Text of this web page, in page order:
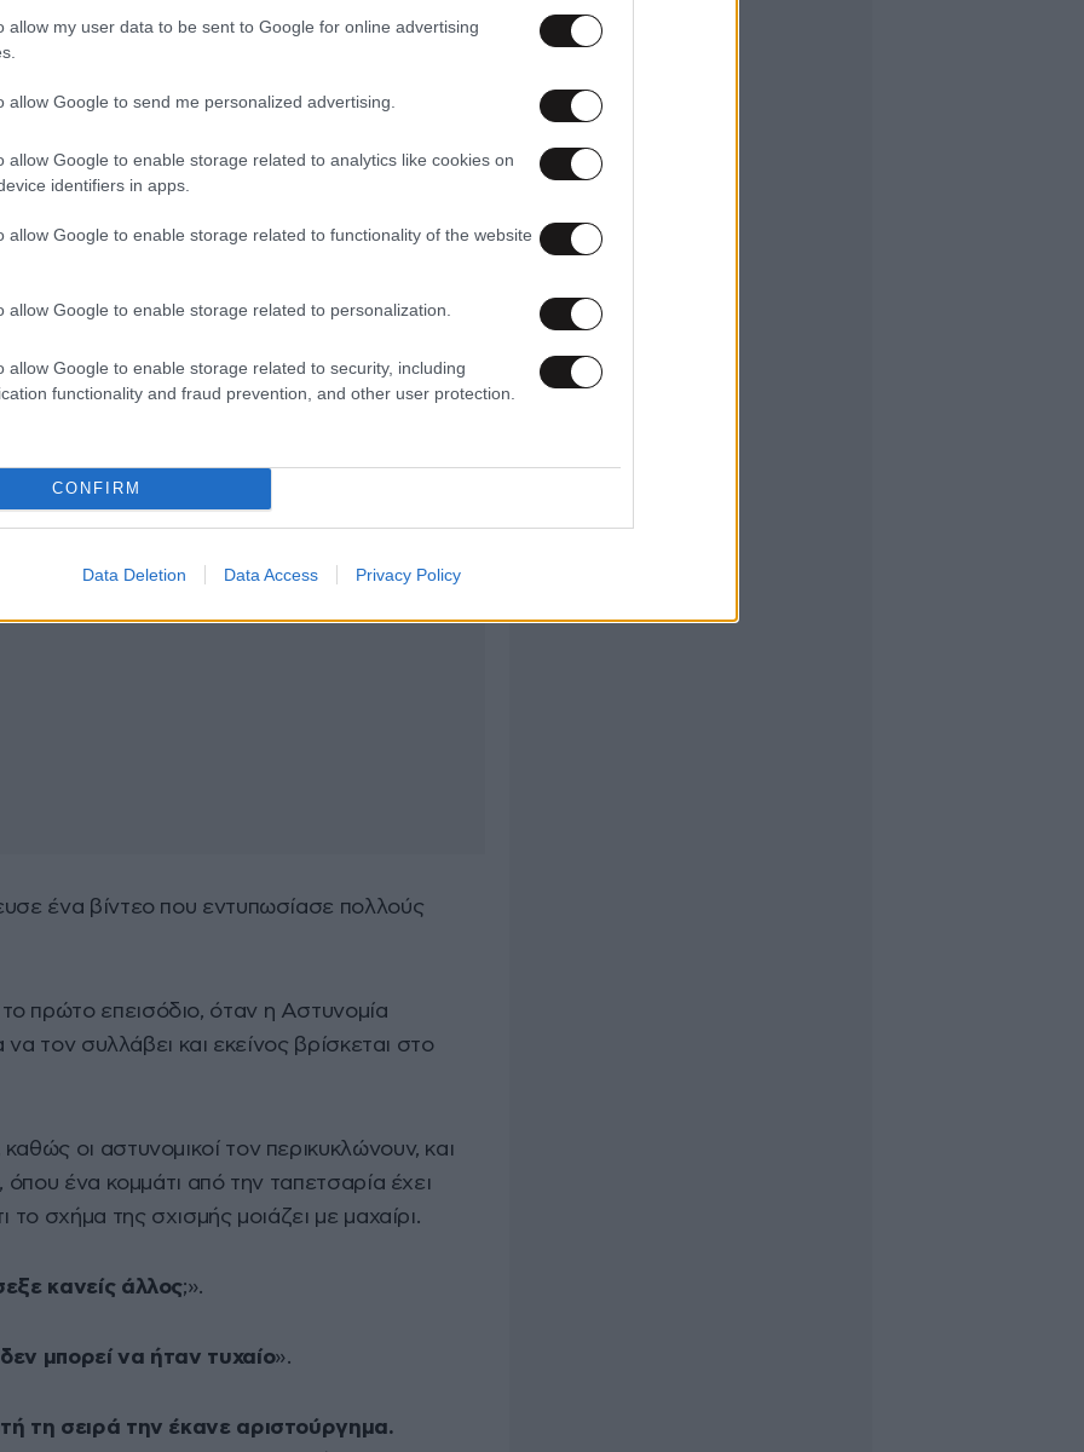
allow my user data to be sent to Google for online advertising
allow Google to send me personalized advertising.
allow Google to enable storage related to analytics like cookies on
identifiers in apps.
allow Google to enable storage related to functionality of the website
allow Google to enable storage related to personalization.
allow Google to enable storage related to security, including
functionality and fraud prevention, and other user protection.
CONFIRM
Data Deletion Data Access Privacy Policy
την τύχη του Τζέιμι στα πρώτα λεπτά του
ένα βίντεο που εντυπωσίασε πολλούς
πρώτο επεισόδιο, όταν η Αστυνομία
να τον συλλάβει και εκείνος βρίσκεται στο
οι αστυνομικοί τον περικυκλώνουν, και
όπου ένα κομμάτι από την ταπετσαρία έχει
το σχήμα της σχισμής μοιάζει με μαχαίρι.
κανείς άλλος;».
μπορεί να ήταν τυχαίο».
τη σειρά την έκανε αριστούργημα.